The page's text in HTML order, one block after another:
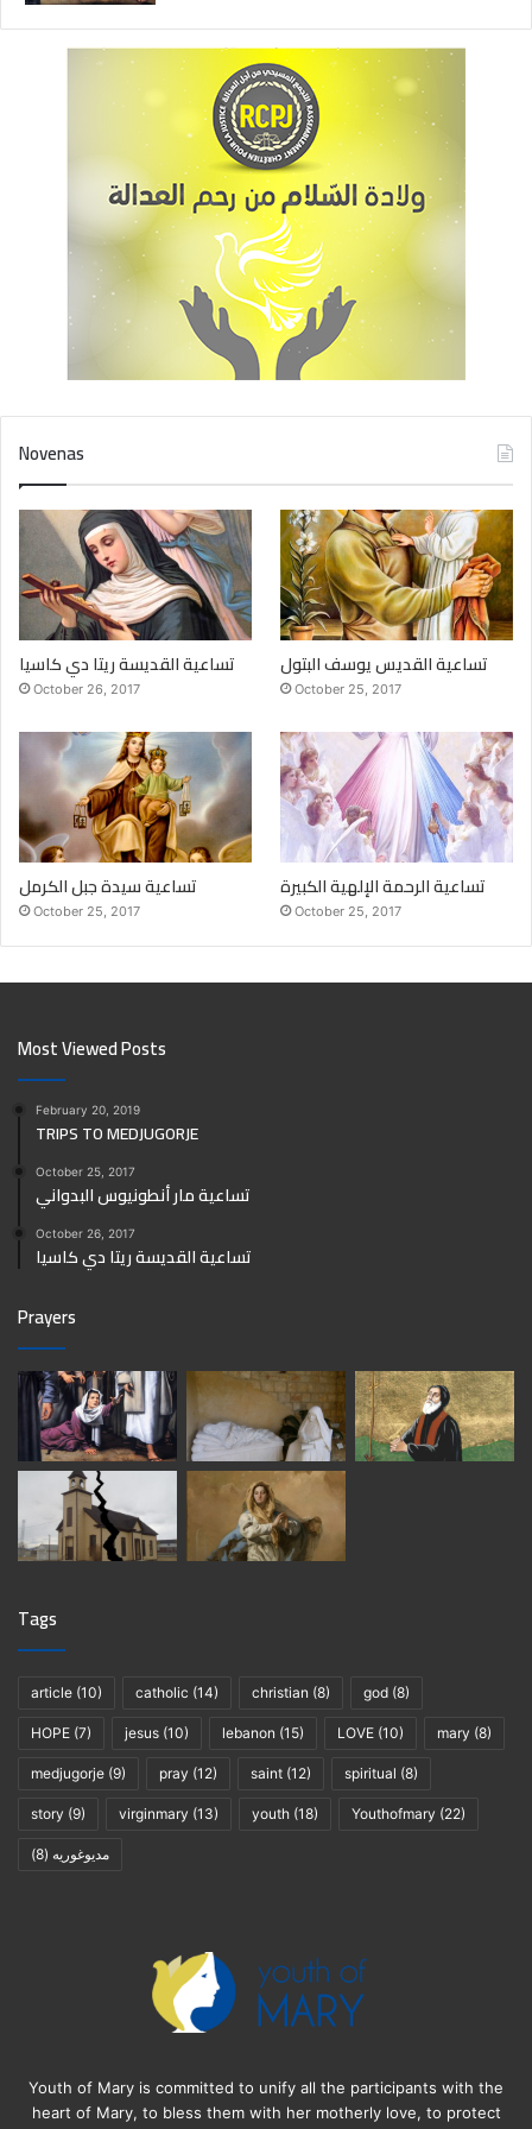
ابانا والسلام والمجد مرّة.
اليوم الثامن:
يا مار شربل، عندما أراك على طبق من قصب، أو صائمًا أو متقشفًا،
أو غائصًا في مناجاة الله، يزداد رجائي وإيماني بك. أرجوك ساعدني
ليهبني الله النعمة التي أطلبها (أذكرها).
يا مار شربل، يا سكران في الله، تضرّع لأجلي.
يا يسوع الكلّي العذوبة، يا من رقّيت في الكمال الانجيليّ محبّك مار
شربل، التَمِس منك أن تهبني نعمةً لكي أقضيَ ما تبقى من حياتي
بحسب إرادتك. أحبك يا إله خلاصي. آمين.
اليوم التاسع:
يا أبت مار شربل، ها أنا في نهاية هذه التساعيّة وقلبي ينتعش عندما
أتحدّث إليك. لي ملء الرجاء بأني سأنال من يسوع النعمة التي
طلبتها بشفاعتك.
إني أتوب عن خطاياي وأعد بعد الرجوع إليها. أطلب لي تحقيق طلبتي
(أذكرها).
يا مار شربل، يا مكلّلاً يالمجد، تضرّع لأجلي.
أللهّم، يا من استمعت إلى صلاة مار شربل فمنحته نعمة الاتحاد بك،
لك المجد والتسبيح والشكر إلى الأبد. آمين.
ابانا والسلام والمجد ومرّة.
تساعيّة القدّيس شربل
Novenas
تساعية القديسة ريتا دي كاسيا
October 26, 2017
تساعية القديس يوسف البتول
October 25, 2017
تساعية سيدة جبل الكرمل
October 25, 2017
تساعية الرحمة الإلهية الكبيرة
October 25, 2017
Most Viewed Posts
February 20, 2019
TRIPS TO MEDJUGORJE
October 25, 2017
تساعية مار أنطونيوس البدواني
October 26, 2017
تساعية القديسة ريتا دي كاسيا
Prayers
Tags
article (10) catholic (14) christian (8) god (8)
HOPE (7) jesus (10) lebanon (15) LOVE (10) mary (8)
medjugorje (9) pray (12) saint (12) spiritual (8)
story (9) virginmary (13) youth (18) Youthofmary (22)
مديوغوريه (8)
Youth of Mary is committed to unify all the participants with the
heart of Mary, to bless them with her motherly love, to protect